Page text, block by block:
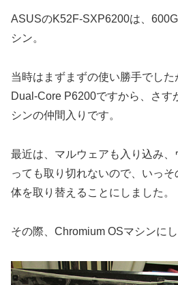
ASUSのK52F-SXP6200は、
シン。
当時はまずまずの使い勝手でし
Dual-Core P6200ですから、さす
シンの仲間入りです。
最近は、マルウェアも入り込み
っても取り切れないので、いっ
体を取り替えることにしました。
その際、Chromium OSマシンにし